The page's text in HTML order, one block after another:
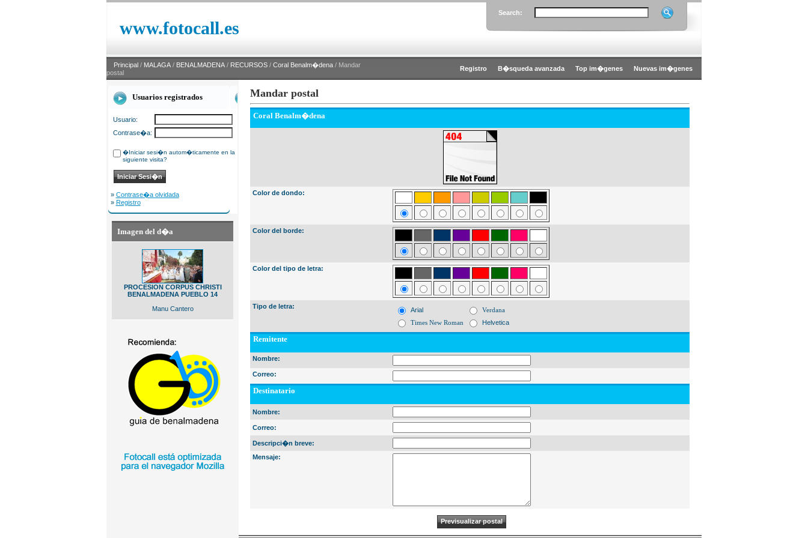
www.fotocall.es
Search:
Principal / MALAGA / BENALMADENA / RECURSOS / Coral Benalm�dena / Mandar
postal
Registro B�squeda avanzada Top im�genes Nuevas im�genes
Usuarios registrados
Usuario:
Contrase�a:
�Iniciar sesi�n autom�ticamente en la
siguiente visita?
» Contrase�a olvidada
» Registro
Imagen del d�a
PROCESION CORPUS CHRISTI
BENALMADENA PUEBLO 14
Manu Cantero
Mandar postal
Coral Benalm�dena
Color de dondo:
Color del borde:
Color del tipo de letra:
Tipo de letra: Arial
Verdana
Times New Roman
Helvetica
Remitente
Nombre:
Correo:
Destinatario
Nombre:
Correo:
Descripci�n breve:
Mensaje: